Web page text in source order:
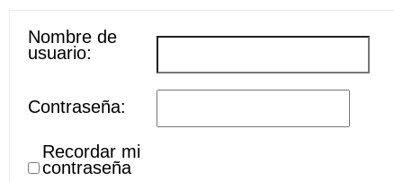
Nombre de
usuario:
Contraseña:
Recordar mi
contraseña